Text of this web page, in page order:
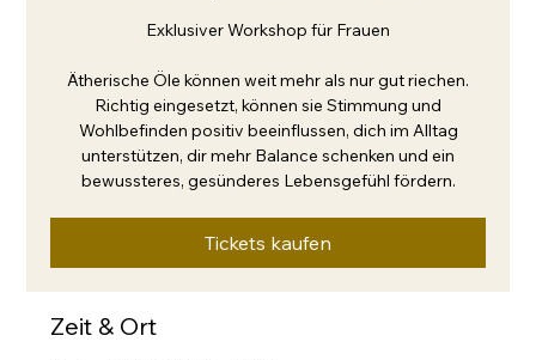
Exklusiver Workshop für Frauen
Ätherische Öle können weit mehr als nur gut riechen.
Richtig eingesetzt, können sie Stimmung und
Wohlbefinden positiv beeinflussen, dich im Alltag
unterstützen, dir mehr Balance schenken und ein
bewussteres, gesünderes Lebensgefühl fördern.
Tickets kaufen
Zeit & Ort